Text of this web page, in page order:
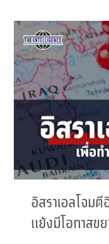
อิสราเอลโจม
แย้งมีโอกาสข